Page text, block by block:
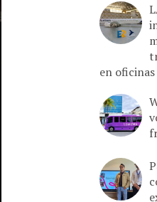
en